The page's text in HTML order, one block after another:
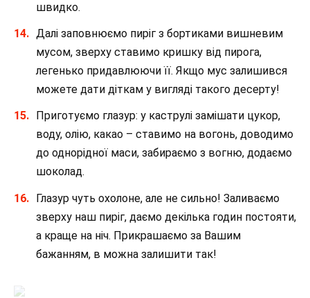
швидко.
Далі заповнюємо пиріг з бортиками вишневим
мусом, зверху ставимо кришку від пирога,
легенько придавлюючи її. Якщо мус залишився
можете дати діткам у вигляді такого десерту!
Приготуємо глазур: у каструлі замішати цукор,
воду, олію, какао – ставимо на вогонь, доводимо
до однорідної маси, забираємо з вогню, додаємо
шоколад.
Глазур чуть охолоне, але не сильно! Заливаємо
зверху наш пиріг, даємо декілька годин постояти,
а краще на ніч. Прикрашаємо за Вашим
бажанням, в можна залишити так!